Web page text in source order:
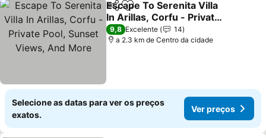
PartilharAdicionar aos favoritos
Escape To Serenita Villa
In Arillas, Corfu - Private
Pool, Sunset Views, And
More
9,8 Excelente
14
a 2.3 km de Centro da cidade
Selecione as datas para ver os preços
exatos.
Ver preços